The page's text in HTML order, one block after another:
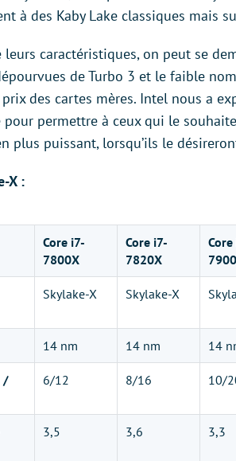
à des Kaby Lake classiques mais
leurs caractéristiques, on peut se
de Turbo 3 et le faible
des cartes mères. Intel nous a
permettre à ceux qui le
plus puissant, lorsqu’ils le
X :
Core i7-
7800X
Core i7-
7820X
Skylake-X Skylake-X
14 nm 14 nm 14
/
6/12 8/16 10/
3,5 3,6 3,3